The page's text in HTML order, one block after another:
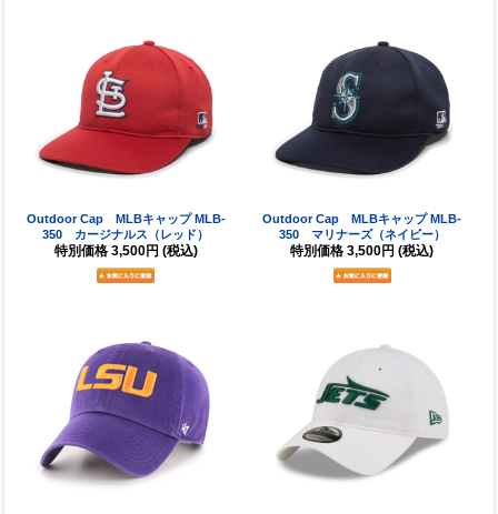
Outdoor Cap MLBキャップ MLB-
350 カージナルス（レッド）
特別価格 3,500円 (税込)
Outdoor Cap MLBキャップ MLB-
350 マリナーズ（ネイビー）
特別価格 3,500円 (税込)